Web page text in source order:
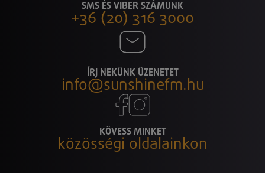
SMS ÉS VIBER SZÁMUNK
+36 (20) 316 3000
ÍRJ NEKÜNK ÜZENETET
info@sunshinefm.hu
KÖVESS MINKET
közösségi oldalainkon